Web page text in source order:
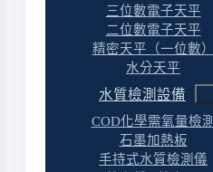
三位數電子天平
二位數電子天平
精密天平（一位數）
水分天平
水質檢測設備
COD化學需氧量檢測
石墨加熱板
手持式水質檢測儀